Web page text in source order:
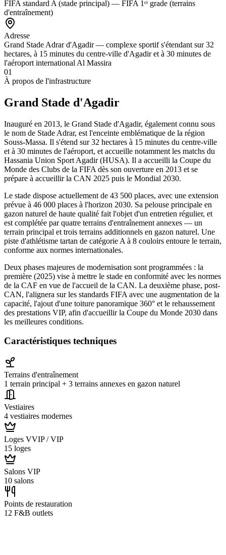
FIFA standard A (stade principal) — FIFA 1ᵉʳ grade (terrains
d'entraînement)
Adresse
Grand Stade Adrar d'Agadir — complexe sportif s'étendant sur 32
hectares, à 15 minutes du centre-ville d'Agadir et à 30 minutes de
l'aéroport international Al Massira
01
À propos de l'infrastructure
Grand Stade d'Agadir
Inauguré en 2013, le Grand Stade d'Agadir, également connu sous
le nom de Stade Adrar, est l'enceinte emblématique de la région
Souss-Massa. Il s'étend sur 32 hectares à 15 minutes du centre-ville
et à 30 minutes de l'aéroport, et accueille notamment les matchs du
Hassania Union Sport Agadir (HUSA). Il a accueilli la Coupe du
Monde des Clubs de la FIFA dès son ouverture en 2013 et se
prépare à accueillir la CAN 2025 puis le Mondial 2030.
Le stade dispose actuellement de 43 500 places, avec une extension
prévue à 46 000 places à l'horizon 2030. Sa pelouse principale en
gazon naturel de haute qualité fait l'objet d'un entretien régulier, et
est complétée par quatre terrains d'entraînement annexes — un
terrain principal et trois terrains additionnels en gazon naturel. Une
piste d'athlétisme tartan de catégorie A à 8 couloirs entoure le terrain,
conforme aux normes internationales.
Deux phases majeures de modernisation sont programmées : la
première (2025) vise à mettre le stade en conformité avec les normes
de la CAF en vue de l'accueil de la CAN. La deuxième phase, post-
CAN, l'alignera sur les standards FIFA avec une augmentation de la
capacité, l'ajout d'une toiture panoramique 360° et le rehaussement
des prestations VIP, afin d'accueillir la Coupe du Monde 2030 dans
les meilleures conditions.
Caractéristiques techniques
Terrains d'entraînement
1 terrain principal + 3 terrains annexes en gazon naturel
Vestiaires
4 vestiaires modernes
Loges VVIP / VIP
15 loges
Salons VIP
10 salons
Points de restauration
12 F&B outlets